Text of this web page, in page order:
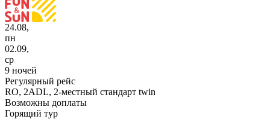
24.08,
пн
02.09,
ср
9 ночей
Регулярный рейс
RO, 2ADL, 2-местный стандарт twin
Возможны доплаты
Горящий тур